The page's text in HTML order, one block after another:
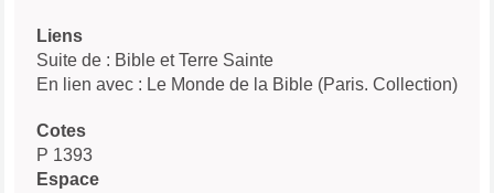
Liens
Suite de : Bible et Terre Sainte
En lien avec : Le Monde de la Bible (Paris. Collection)
Cotes
P 1393
Espace